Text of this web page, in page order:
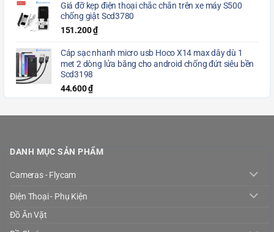
Giá đỡ kẹp điện thoại chắc chắn trên xe máy S500
chống giật Scd3780
151.200₫
Cáp sạc nhanh micro usb Hoco X14 max dây dù 1
met 2 dòng lửa băng cho android chống đứt siêu bền
Scd3198
44.600₫
DANH MỤC SẢN PHẨM
Cameras - Flycam
Điện Thoại - Phụ Kiện
Đồ Ăn Vặt